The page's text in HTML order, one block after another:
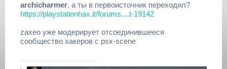
archicharmer, а ты в первоисточник переходил?
https://playstationhax.it/forums....t-19142
zaxeo уже модерирует отсоединившееся
сообщество хакеров с psx-scene